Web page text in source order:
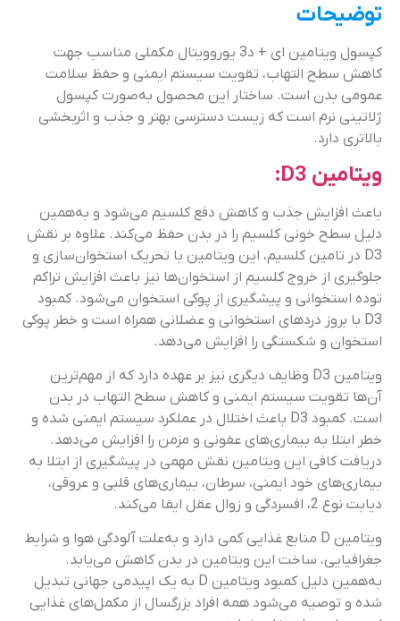
توضیحات
کپسول ویتامین ای + د3 یوروویتال مکملی مناسب جهت
کاهش سطح التهاب، تقویت سیستم ایمنی و حفظ سلامت
عمومی بدن است. ساختار این محصول به‌صورت کپسول
ژلاتینی نرم است که زیست دسترسی بهتر و جذب و اثربخشی
بالاتری دارد.
ویتامین D3:
باعث افزایش جذب و کاهش دفع کلسیم می‌شود و به‌همین
دلیل سطح خونی کلسیم را در بدن حفظ می‌کند. علاوه بر نقش
D3 در تامین کلسیم، این ویتامین با تحریک استخوان‌سازی و
جلوگیری از خروج کلسیم از استخوان‌ها نیز باعث افزایش تراکم
توده استخوانی و پیشگیری از پوکی استخوان می‌شود. کمبود
D3 با بروز دردهای استخوانی و عضلانی همراه است و خطر پوکی
استخوان و شکستگی را افزایش می‌دهد.
ویتامین D3 وظایف دیگری نیز بر عهده دارد که از مهم‌ترین
آن‌ها تقویت سیستم ایمنی و کاهش سطح التهاب در بدن
است. کمبود D3 باعث اختلال در عملکرد سیستم ایمنی شده و
خطر ابتلا به بیماری‌های عفونی و مزمن را افزایش می‌دهد.
دریافت کافی این ویتامین نقش مهمی در پیشگیری از ابتلا به
بیماری‌های خود ایمنی، سرطان، بیماری‌های قلبی و عروقی،
دیابت نوع 2، افسردگی و زوال عقل ایفا می‌کند.
ویتامین D منابع غذایی کمی دارد و به‌علت آلودگی هوا و شرایط
جغرافیایی، ساخت این ویتامین در بدن کاهش می‌یابد.
به‌همین دلیل کمبود ویتامین D به یک اپیدمی جهانی تبدیل
شده و توصیه می‌شود همه افراد بزرگسال از مکمل‌های غذایی